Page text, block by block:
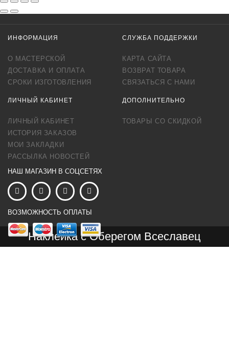
Наклейка с Оберегом Всеславец
ИНФОРМАЦИЯ
О МАСТЕРСКОЙ
ДОСТАВКА И ОПЛАТА
СРОКИ ИЗГОТОВЛЕНИЯ
СЛУЖБА ПОДДЕРЖКИ
КАРТА САЙТА
ВОЗВРАТ ТОВАРА
СВЯЗАТЬСЯ С НАМИ
ЛИЧНЫЙ КАБИНЕТ
ЛИЧНЫЙ КАБИНЕТ
ИСТОРИЯ ЗАКАЗОВ
МОИ ЗАКЛАДКИ
РАССЫЛКА НОВОСТЕЙ
ДОПОЛНИТЕЛЬНО
ТОВАРЫ СО СКИДКОЙ
НАШ МАГАЗИН В СОЦСЕТЯХ
ВОЗМОЖНОСТЬ ОПЛАТЫ